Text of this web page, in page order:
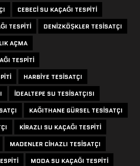
CEBECI SU KAÇAĞI TESPITI
TESPITI
DENIZKÖŞKLER TESISATÇI
AÇMA
TESPITI
HARBIYE TESISATÇI
IDEALTEPE SU TESISATÇISI
KAĞITHANE GÜRSEL TESISATÇI
KIRAZLI SU KAÇAĞI TESPITI
MADENLER CIHAZLI TESISATÇI
MODA SU KAÇAĞI TESPITI